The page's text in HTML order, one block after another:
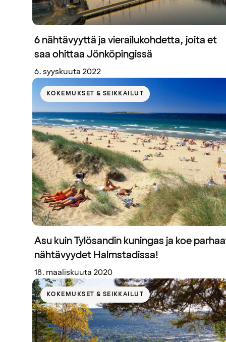
6 nähtävyyttä ja vierailukohdetta, joita et
saa ohittaa Jönköpingissä
6. syyskuuta 2022
KOKEMUKSET & SEIKKAILUT
Asu kuin Tylösandin kuningas ja koe
nähtävyydet Halmstadissa!
18. maaliskuuta 2020
KOKEMUKSET & SEIKKAILUT